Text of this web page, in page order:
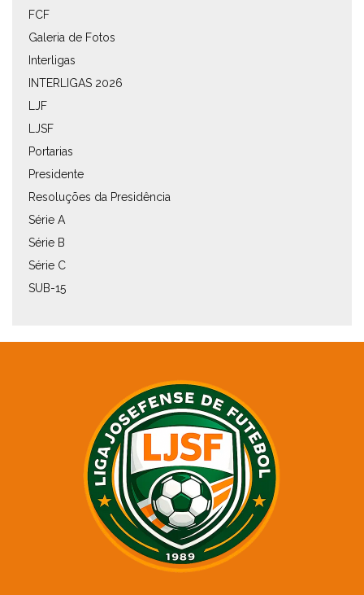
FCF
Galeria de Fotos
Interligas
INTERLIGAS 2026
LJF
LJSF
Portarias
Presidente
Resoluções da Presidência
Série A
Série B
Série C
SUB-15